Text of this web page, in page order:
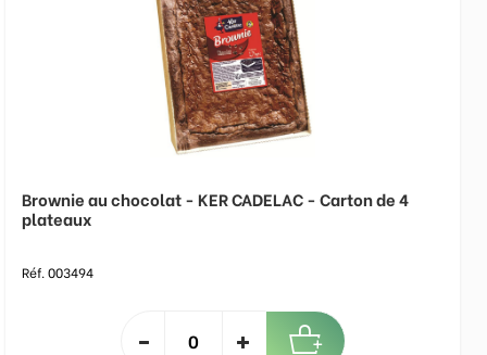
Brownie au chocolat - KER CADELAC - Carton de 4
plateaux
Réf. 003494